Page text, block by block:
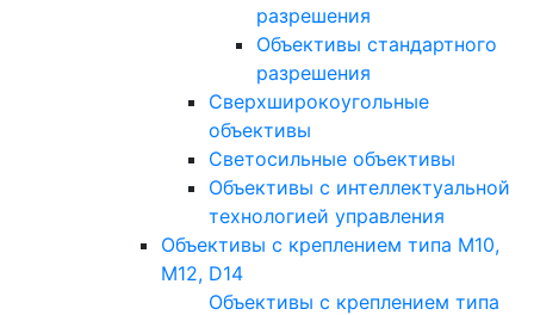
разрешения
Объективы стандартного
разрешения
Сверхширокоугольные
объективы
Светосильные объективы
Объективы с интеллектуальной
технологией управления
Объективы с креплением типа M10,
M12, D14
Объективы с креплением типа